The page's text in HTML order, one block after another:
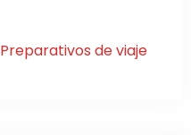
Preparativos de viaje